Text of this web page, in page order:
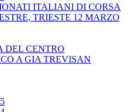
ITALIANI DI CORSA
TRIESTE 12 MARZO
DEL CENTRO
A GIA TREVISAN